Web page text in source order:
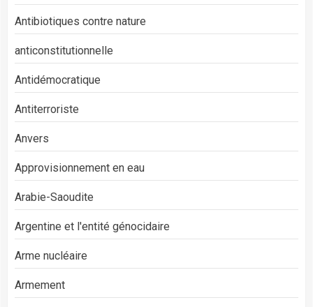
Antibiotiques contre nature
anticonstitutionnelle
Antidémocratique
Antiterroriste
Anvers
Approvisionnement en eau
Arabie-Saoudite
Argentine et l'entité génocidaire
Arme nucléaire
Armement